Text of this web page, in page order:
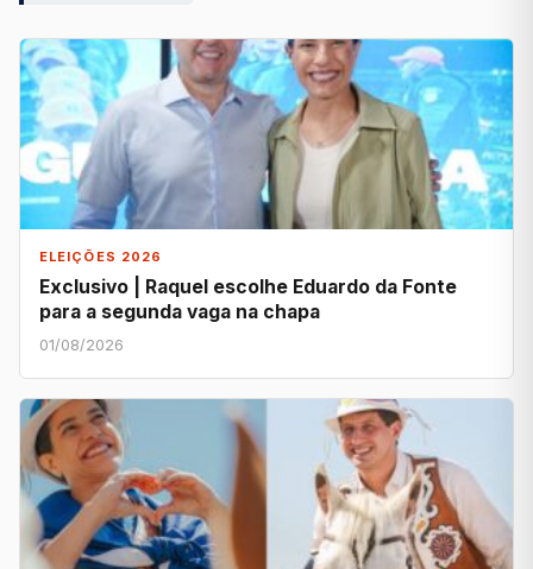
ELEIÇÕES 2026
Exclusivo | Raquel escolhe Eduardo da Fonte
para a segunda vaga na chapa
01/08/2026